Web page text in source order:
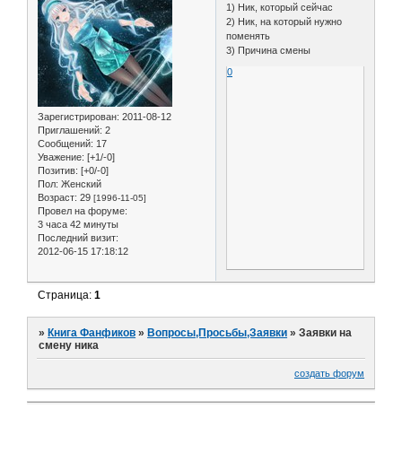
Зарегистрирован: 2011-08-12
Приглашений: 2
Сообщений: 17
Уважение: [+1/-0]
Позитив: [+0/-0]
Пол: Женский
Возраст: 29 [1996-11-05]
Провел на форуме:
3 часа 42 минуты
Последний визит:
2012-06-15 17:18:12
1) Ник, который сейчас
2) Ник, на который нужно
поменять
3) Причина смены
0
Страница:1
»Книга Фанфиков »Вопросы,Просьбы,Заявки »Заявки на
смену ника
создать форум